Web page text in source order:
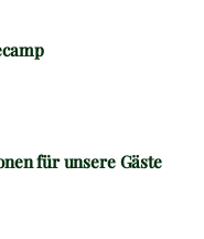
für unsere Gäste